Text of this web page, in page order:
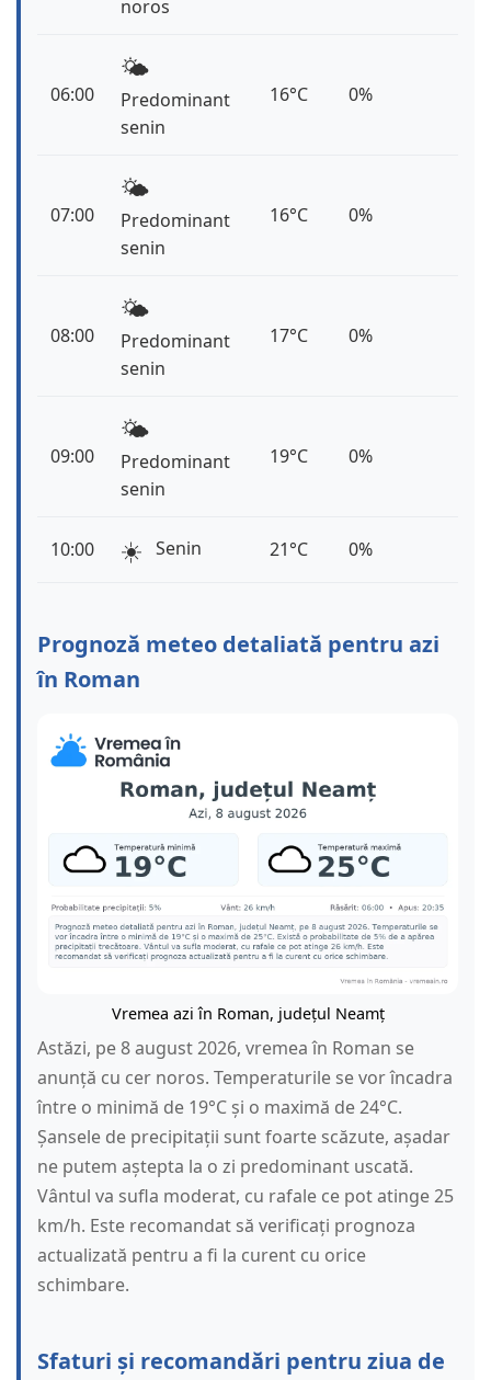
noros
06:00
🌤️
Predominant
senin
16°C 0%
07:00
🌤️
Predominant
senin
16°C 0%
08:00
🌤️
Predominant
senin
17°C 0%
09:00
🌤️
Predominant
senin
19°C 0%
10:00 ☀️ Senin 21°C 0%
Prognoză meteo detaliată pentru azi
în Roman
Vremea azi în Roman, județul Neamț
Astăzi, pe 8 august 2026, vremea în Roman se
anunță cu cer noros. Temperaturile se vor încadra
între o minimă de 19°C și o maximă de 24°C.
Șansele de precipitații sunt foarte scăzute, așadar
ne putem aștepta la o zi predominant uscată.
Vântul va sufla moderat, cu rafale ce pot atinge 25
km/h. Este recomandat să verificați prognoza
actualizată pentru a fi la curent cu orice
schimbare.
Sfaturi și recomandări pentru ziua de